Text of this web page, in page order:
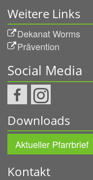
Weitere Links
Dekanat Worms
Prävention
Social Media
Downloads
Aktueller Pfarrbrief
Kontakt